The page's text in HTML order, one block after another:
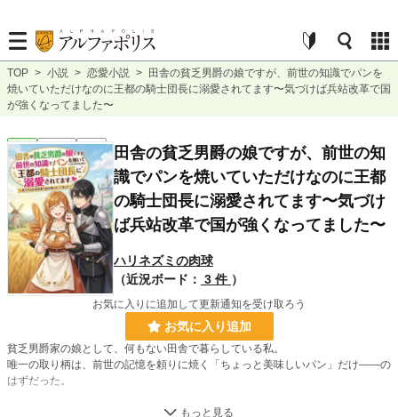
TOP > 小説 > 恋愛小説 >
田舎の貧乏男爵の娘ですが、前世の知識でパンを
焼いていただけなのに王都の騎士団長に溺愛されてます〜気づけば兵站改革で国
が強くなってました〜
恋愛 連載中 長編
田舎の貧乏男爵の娘ですが、前世の知
識でパンを焼いていただけなのに王都
の騎士団長に溺愛されてます〜気づけ
ば兵站改革で国が強くなってました〜
ハリネズミの肉球
（近況ボード： 3 件 ）
お気に入りに追加して更新通知を受け取ろう
お気に入り追加
貧乏男爵家の娘として、何もない田舎で暮らしている私。
唯一の取り柄は、前世の記憶を頼りに焼く「ちょっと美味しいパン」だけ――の
はずだった。